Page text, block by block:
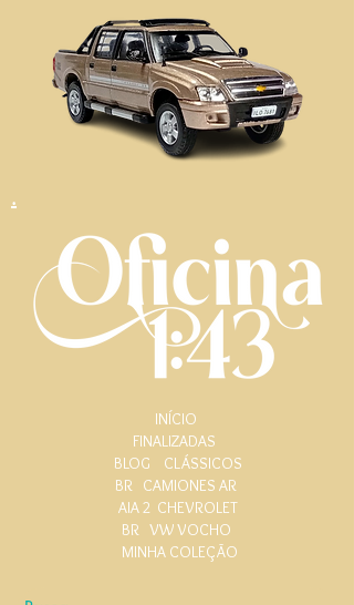
.
INÍCIO
FINALIZADAS
BLOG
CLÁSSICOS
BR CAMIONES AR
AIA 2 CHEVROLET
BR VW VOCHO
MINHA COLEÇÃO